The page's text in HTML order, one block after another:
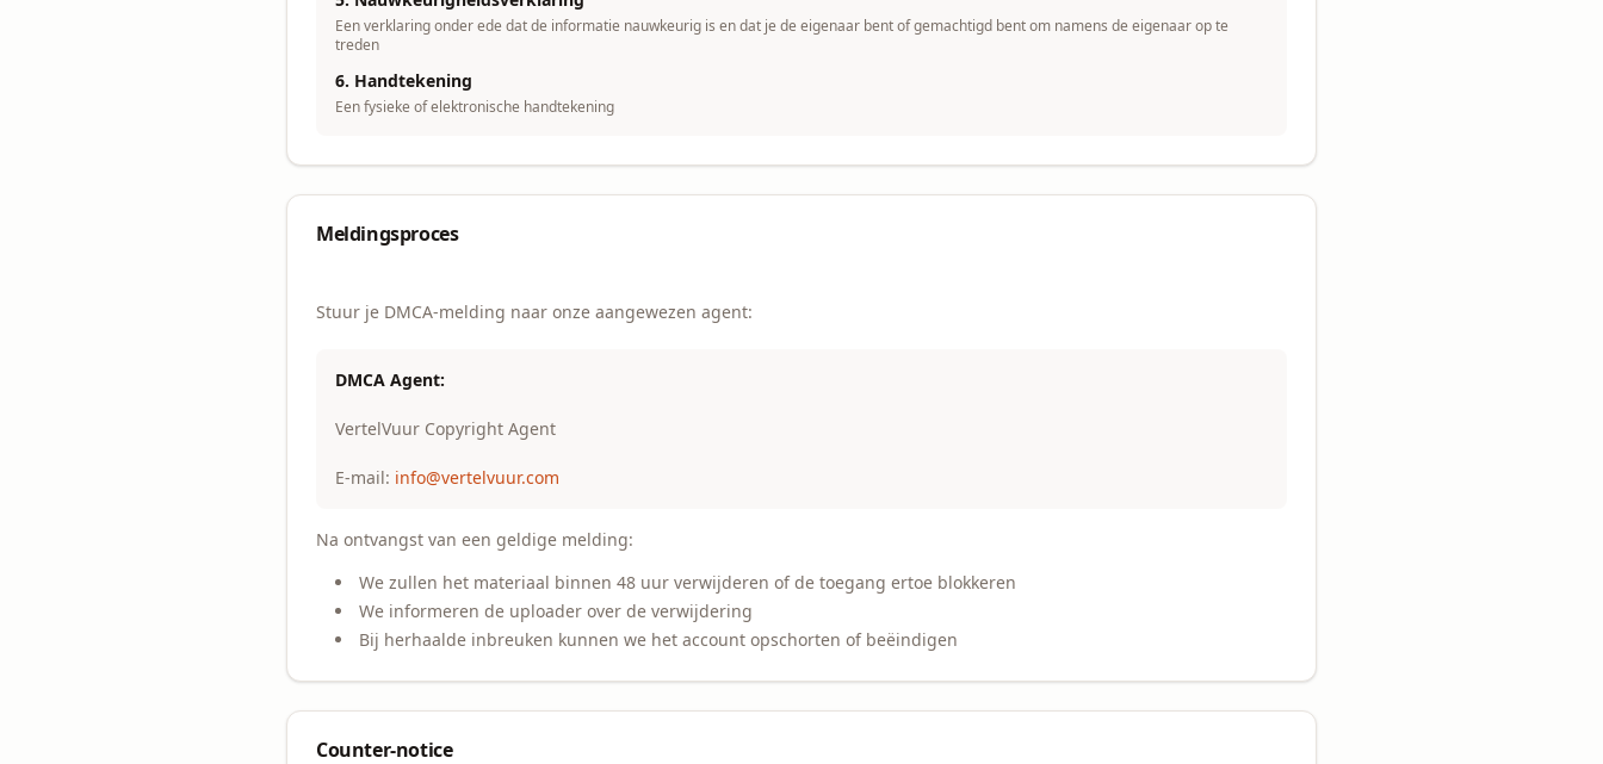
Een verklaring onder ede dat de informatie nauwkeurig is en dat je de eigenaar bent of gemachtigd bent om namens de eigenaar op te
treden
6. Handtekening
Een fysieke of elektronische handtekening
Meldingsproces
Stuur je DMCA-melding naar onze aangewezen agent:
DMCA Agent:
VertelVuur Copyright Agent
E-mail: info@vertelvuur.com
Na ontvangst van een geldige melding:
We zullen het materiaal binnen 48 uur verwijderen of de toegang ertoe blokkeren
We informeren de uploader over de verwijdering
Bij herhaalde inbreuken kunnen we het account opschorten of beëindigen
Counter-notice